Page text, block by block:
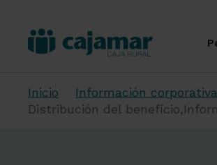
Inicio Información corporativa
Distribución del